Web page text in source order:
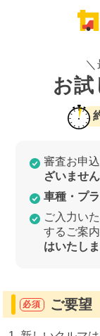
お
審査お申
ざいません
車種・プ
ご入力い
するご案
はいたしま
必須 ご要望